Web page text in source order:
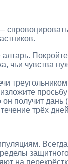
чьи чувства
получит
трёх
на